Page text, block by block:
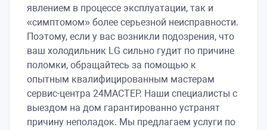
явлением в процессе эксплуатации, так и
«симптомом» более серьезной неисправности.
Поэтому, если у вас возникли подозрения, что
ваш холодильник LG сильно гудит по причине
поломки, обращайтесь за помощью к
опытным квалифицированным мастерам
сервис-центра 24МАСТЕР. Наши специалисты с
выездом на дом гарантированно устранят
причину неполадок. Мы предлагаем услуги по